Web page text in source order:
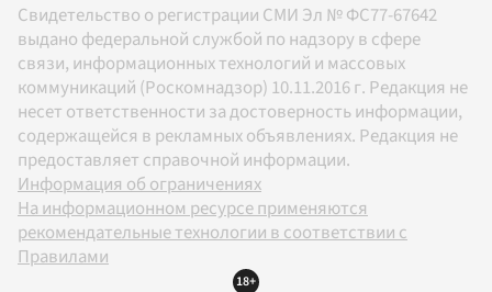
Свидетельство о регистрации СМИ Эл № ФС77-67642
выдано федеральной службой по надзору в сфере
связи, информационных технологий и массовых
коммуникаций (Роскомнадзор) 10.11.2016 г. Редакция не
несет ответственности за достоверность информации,
содержащейся в рекламных объявлениях. Редакция не
предоставляет справочной информации.
Информация об ограничениях
На информационном ресурсе применяются
рекомендательные технологии в соответствии с
Правилами
18+